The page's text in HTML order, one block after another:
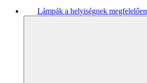
Lámpák a helyiségnek megfelelően